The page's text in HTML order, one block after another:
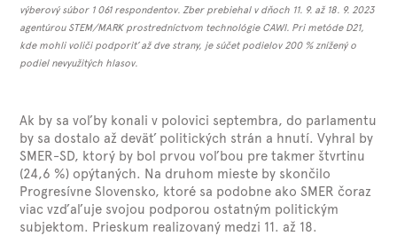
výberový súbor 1 061 respondentov. Zber prebiehal v dňoch 11. 9. až 18. 9. 2023
agentúrou STEM/MARK prostredníctvom technológie CAWI. Pri metóde D21,
kde mohli voliči podporiť až dve strany, je súčet podielov 200 % znížený o
podiel nevyužitých hlasov.
Ak by sa voľby konali v polovici septembra, do parlamentu
by sa dostalo až deväť politických strán a hnutí. Vyhral by
SMER-SD, ktorý by bol prvou voľbou pre takmer štvrtinu
(24,6 %) opýtaných. Na druhom mieste by skončilo
Progresívne Slovensko, ktoré sa podobne ako SMER čoraz
viac vzďaľuje svojou podporou ostatným politickým
subjektom. Prieskum realizovaný medzi 11. až 18.